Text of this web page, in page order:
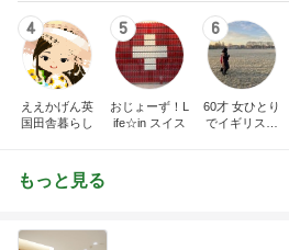
4
ええかげん英
国田舎暮らし
5
おじょーず！L
ife☆in スイス
6
60才 女ひとり
でイギリスに
もっと見る